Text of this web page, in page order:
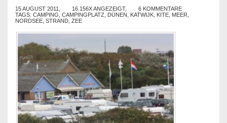
15 AUGUST 2011, 16.156X ANGEZEIGT,
6 KOMMENTARE
TAGS: CAMPING CAMPINGPLATZ DÜNEN KATWIJK KITE MEER
NORDSEE STRAND ZEE